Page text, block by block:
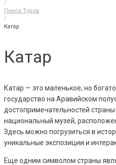
/
Поиск Туров
/
Катар
Катар
Катар — это маленькое, но
государство на Аравийском
достопримечательностей
национальный музей,
Здесь можно погрузиться в
уникальные экспозиции и
Еще одним символом страны